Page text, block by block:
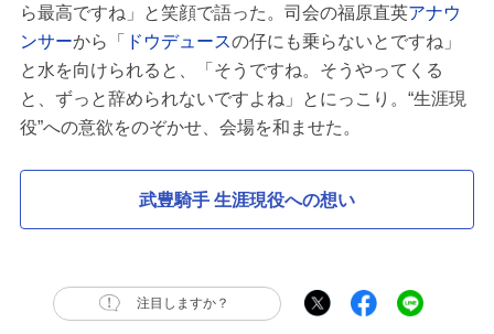
ら最高ですね」と笑顔で語った。司会の福原直英アナウ
ンサーから「 ドウデュースの仔にも乗らないとですね」
と水を向けられると、「そうですね。そうやってくる
と、ずっと辞められないですよね」とにっこり。“生涯現
役”への意欲をのぞかせ、会場を和ませた。
武豊騎手 生涯現役への想い
注目しますか？